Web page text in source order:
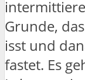
Grunde,
isst und
fastet. Es